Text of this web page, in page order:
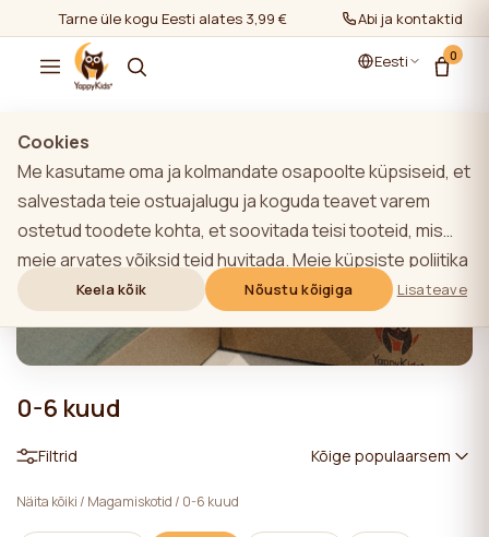
Tarne üle kogu Eesti alates 3,99 € Abi ja kontaktid
Eesti 0
0-6 kuud
Filtrid Kõige populaarsem
Näita kõiki/ Magamiskotid/ 0-6 kuud
Cookies
Me kasutame oma ja kolmandate osapoolte küpsiseid, et
salvestada teie ostuajalugu ja koguda teavet varem
ostetud toodete kohta, et soovitada teisi tooteid, mis
meie arvates võiksid teid huvitada. Meie küpsiste poliitika
kohta lisateabe saamiseks klõpsake nupule "Lisateave".
Võite nõustuda kõigi küpsiste kasutamisega, klõpsates
nupule "Nõustu kõigiga" või lükata need tagasi,
klõpsab nupule "Keela kõik", salvestatakse veebisaidil
kasutamiseks ei ole vaja kasutaja nõusolekut.
Keela kõik Nõustu kõigiga Lisateave